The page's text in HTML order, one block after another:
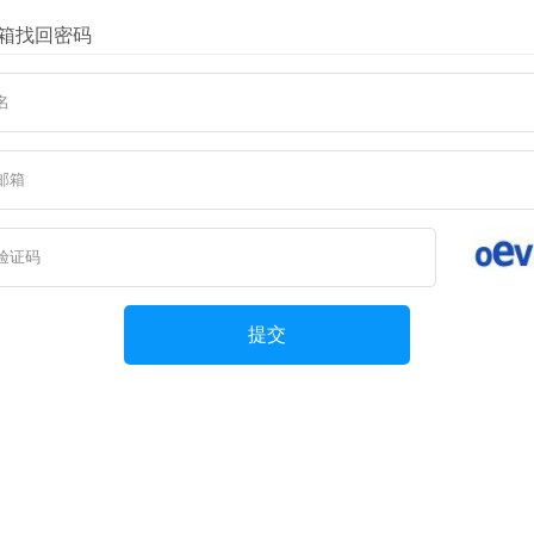
找回密码
提交